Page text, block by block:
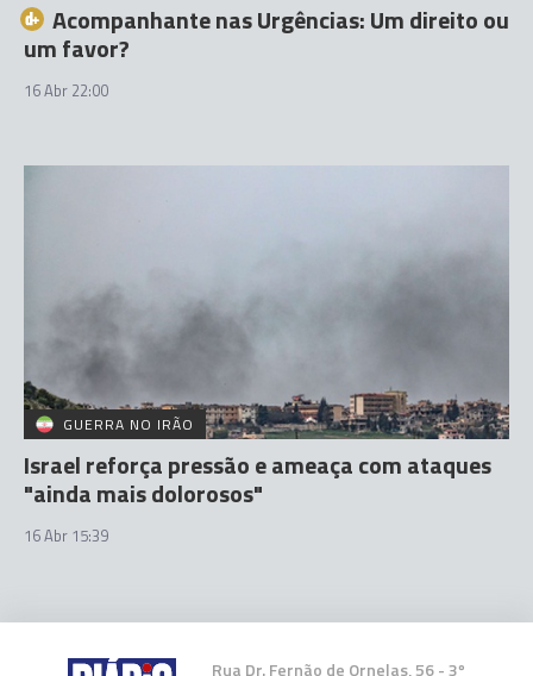
Acompanhante nas Urgências: Um direito ou
um favor?
16 Abr 22:00
GUERRA NO IRÃO
Israel reforça pressão e ameaça com ataques
"ainda mais dolorosos"
16 Abr 15:39
Rua Dr. Fernão de Ornelas, 56 - 3º